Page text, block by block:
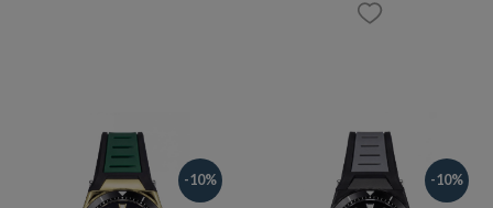
-10% -10%